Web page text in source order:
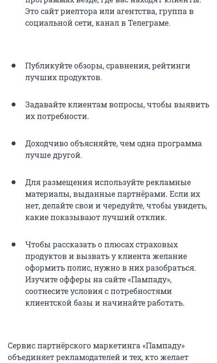
Это сайт риелтора или агентства, группа в
социальной сети, канал в Телеграме.
Публикуйте обзоры, сравнения, рейтинги
лучших продуктов.
Задавайте клиентам вопросы, чтобы выявить
их потребности.
Доходчиво объясняйте, чем одна программа
лучше другой.
Для размещения используйте рекламные
материалы, выданные партнёрами. Если их
нет, делайте свои и чередуйте, чтобы увидеть,
какие показывают лучший отклик.
Чтобы рассказать о плюсах страховых
продуктов и вызвать у клиента желание
оформить полис, нужно в них разобраться.
Изучите офферы на сайте «Пампаду»,
соотнесите условия с потребностями
клиентской базы и начинайте работать.
Сервис партнёрского маркетинга «Пампаду»
объединяет рекламодателей и тех, кто желает